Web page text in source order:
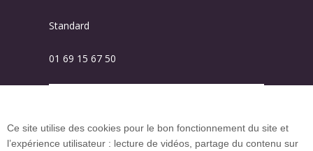
Standard
01 69 15 67 50
Ce site utilise des cookies pour le bon fonctionnement du site et
l’expérience utilisateur : lecture de vidéos, partage du contenu sur